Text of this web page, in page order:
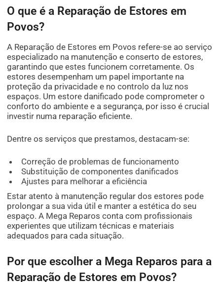
O que é a Reparação de Estores em
Povos?
A Reparação de Estores em Povos refere-se ao serviço
especializado na manutenção e conserto de estores,
garantindo que estes funcionem corretamente. Os
estores desempenham um papel importante na
proteção da privacidade e no controlo da luz nos
espaços. Um estore danificado pode comprometer o
conforto do ambiente e a segurança, por isso é crucial
investir numa reparação eficiente.
Dentre os serviços que prestamos, destacam-se:
Correção de problemas de funcionamento
Substituição de componentes danificados
Ajustes para melhorar a eficiência
Estar atento à manutenção regular dos estores pode
prolongar a sua vida útil e manter a estética do seu
espaço. A Mega Reparos conta com profissionais
experientes que utilizam técnicas e materiais
adequados para cada situação.
Por que escolher a Mega Reparos para a
Reparação de Estores em Povos?